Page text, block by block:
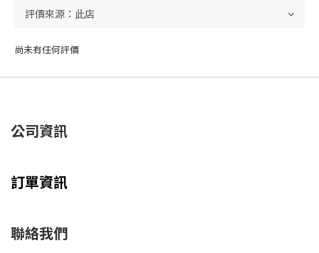
尚未有任何評價
公司資訊
訂單資訊
聯絡我們